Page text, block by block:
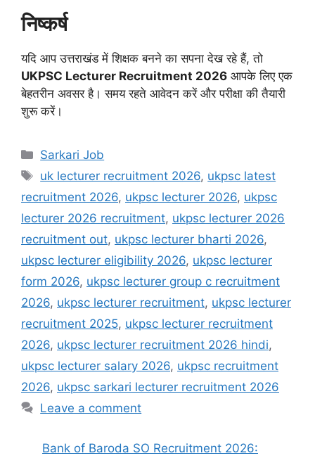
निष्कर्ष
यदि आप उत्तराखंड में शिक्षक बनने का सपना देख रहे हैं, तो
UKPSC Lecturer Recruitment 2026 आपके लिए एक
बेहतरीन अवसर है। समय रहते आवेदन करें और परीक्षा की तैयारी
शुरू करें।
Sarkari Job
uk lecturer recruitment 2026, ukpsc latest
recruitment 2026, ukpsc lecturer 2026, ukpsc
lecturer 2026 recruitment, ukpsc lecturer 2026
recruitment out, ukpsc lecturer bharti 2026,
ukpsc lecturer eligibility 2026, ukpsc lecturer
form 2026, ukpsc lecturer group c recruitment
2026, ukpsc lecturer recruitment, ukpsc lecturer
recruitment 2025, ukpsc lecturer recruitment
2026, ukpsc lecturer recruitment 2026 hindi,
ukpsc lecturer salary 2026, ukpsc recruitment
2026, ukpsc sarkari lecturer recruitment 2026
Leave a comment
Bank of Baroda SO Recruitment 2026: